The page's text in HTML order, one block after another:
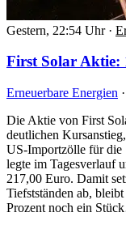
Gestern, 22:54 Uhr ·
First Solar Aktie:
Erneuerbare Energien ·
Die Aktie von First
deutlichen
US-Importzölle für die
legte im Tagesverlauf
217,00 Euro. Damit
Tiefstständen ab,
Prozent noch ein